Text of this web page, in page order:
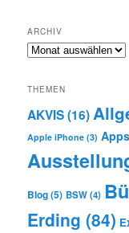
ARCHIV
Archiv
THEMEN
AKVIS(16)
Apple iPhone (3)
Blog(5) BSW(4)
Erding (84)